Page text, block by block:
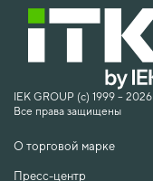
IEK GROUP (c) 1999 – 2026
Все права защищены
О торговой марке
Пресс-центр